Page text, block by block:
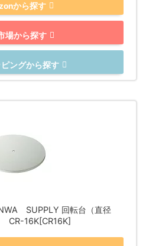
から探す
場から探す
ングから探す
SUPPLY 回転台（直径
CR-16K[CR16K]